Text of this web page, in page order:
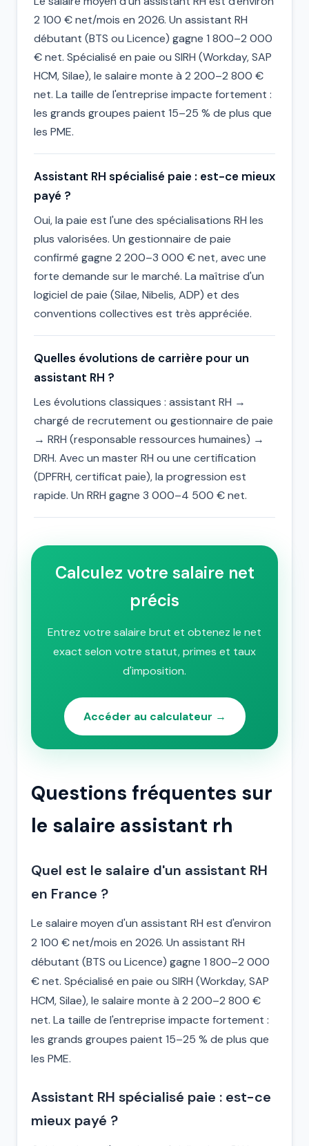
2 100 € net/mois en 2026. Un assistant RH
débutant (BTS ou Licence) gagne 1 800–2 000
€ net. Spécialisé en paie ou SIRH (Workday, SAP
HCM, Silae), le salaire monte à 2 200–2 800 €
net. La taille de l'entreprise impacte fortement :
les grands groupes paient 15–25 % de plus que
les PME.
Assistant RH spécialisé paie : est-ce mieux
payé ?
Oui, la paie est l'une des spécialisations RH les
plus valorisées. Un gestionnaire de paie
confirmé gagne 2 200–3 000 € net, avec une
forte demande sur le marché. La maîtrise d'un
logiciel de paie (Silae, Nibelis, ADP) et des
conventions collectives est très appréciée.
Quelles évolutions de carrière pour un
assistant RH ?
Les évolutions classiques : assistant RH →
chargé de recrutement ou gestionnaire de paie
→ RRH (responsable ressources humaines) →
DRH. Avec un master RH ou une certification
(DPFRH, certificat paie), la progression est
rapide. Un RRH gagne 3 000–4 500 € net.
Calculez votre salaire net
précis
Entrez votre salaire brut et obtenez le net
exact selon votre statut, primes et taux
d'imposition.
Accéder au calculateur →
Questions fréquentes sur
le salaire assistant rh
Quel est le salaire d'un assistant RH
en France ?
Le salaire moyen d'un assistant RH est d'environ
2 100 € net/mois en 2026. Un assistant RH
débutant (BTS ou Licence) gagne 1 800–2 000
€ net. Spécialisé en paie ou SIRH (Workday, SAP
HCM, Silae), le salaire monte à 2 200–2 800 €
net. La taille de l'entreprise impacte fortement :
les grands groupes paient 15–25 % de plus que
les PME.
Assistant RH spécialisé paie : est-ce
mieux payé ?